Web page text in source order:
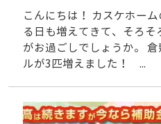
こんにちは！ カスケホー
る日も増えてきて、そろ
がお過ごしでしょうか。
ルが3匹増えました！ ...